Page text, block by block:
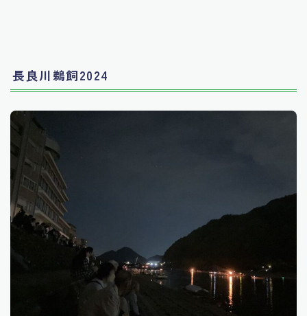
長良川鵜飼2024